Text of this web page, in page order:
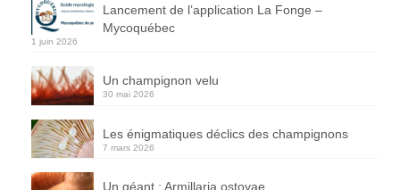
Lancement de l’application La Fonge –
Mycoquébec
1 juin 2026
Un champignon velu
30 mai 2026
Les énigmatiques déclics des champignons
7 mars 2026
Un géant : Armillaria ostoyae